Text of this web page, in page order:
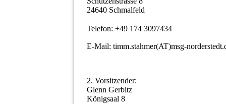
24640 Schmalfeld
Telefon: +49 174 3097434
E-Mail: timm.stahmer(AT)msg-
2. Vorsitzender:
Glenn Gerbitz
Königsaal 8